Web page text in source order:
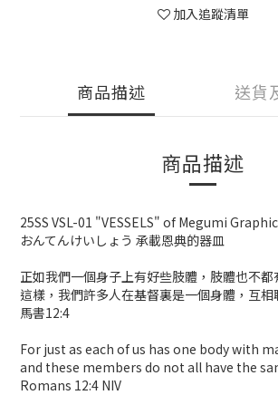
加入追蹤清單
商品描述 送貨
商品描述
25SS VSL-01 "VESSELS" of Megumi
おんてんけいしょう 承載恩典的器皿
正如我們一個身子上有好些肢體，肢體也不都
這樣，我們許多人在基督裏是一個身體，互
馬書12:4
For just as each of us has one body with
and these members do not all have the
Romans 12:4 NIV